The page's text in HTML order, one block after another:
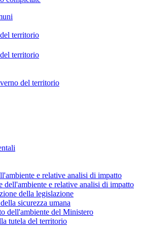
territorio
territorio
del territorio
e relative analisi di impatto
dell'ambiente e relative analisi di impatto
della legislazione
sicurezza umana
dell'ambiente del Ministero
tutela del territorio